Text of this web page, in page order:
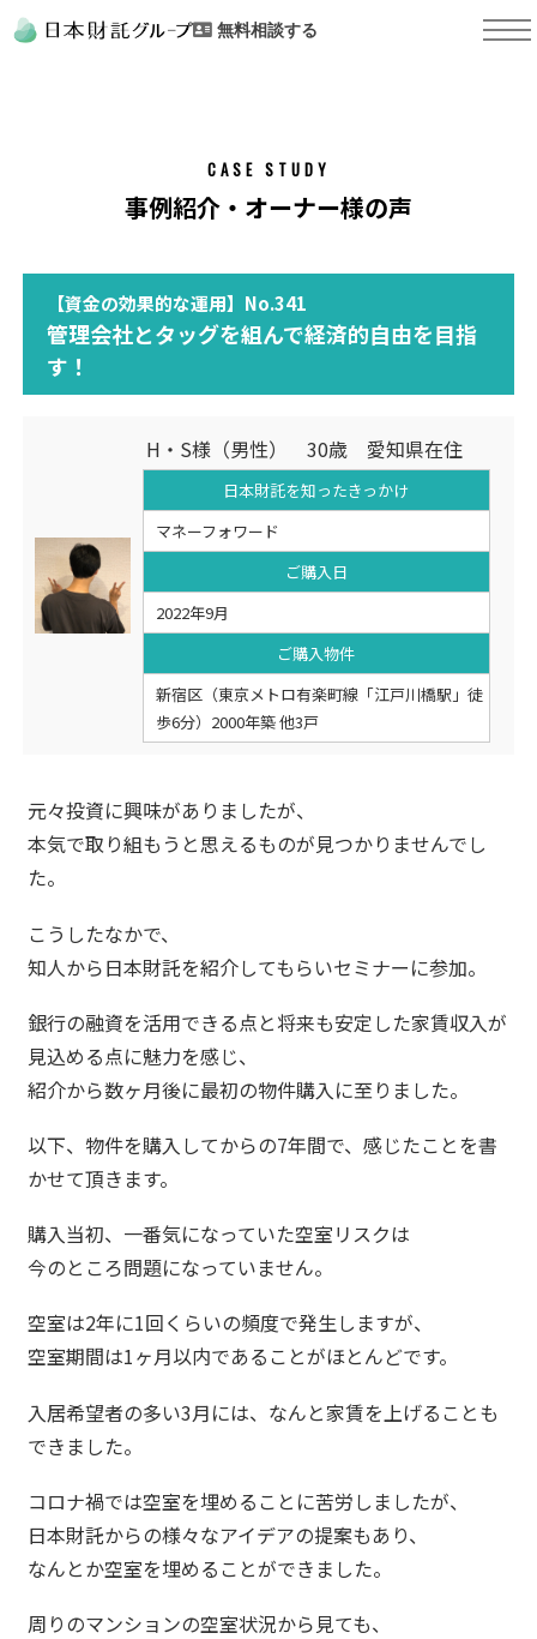
無料相談する
CASE STUDY
事例紹介・オーナー様の声
【資金の効果的な運用】No.341
管理会社とタッグを組んで経済的自由を目指
す！
H・S様（男性） 30歳 愛知県在住
日本財託を知ったきっかけ
マネーフォワード
ご購入日
2022年9月
ご購入物件
新宿区（東京メトロ有楽町線「江戸川橋駅」徒
歩6分）2000年築 他3戸
元々投資に興味がありましたが、
本気で取り組もうと思えるものが見つかりませんでし
た。
こうしたなかで、
知人から日本財託を紹介してもらいセミナーに参加。
銀行の融資を活用できる点と将来も安定した家賃収入が
見込める点に魅力を感じ、
紹介から数ヶ月後に最初の物件購入に至りました。
以下、物件を購入してからの7年間で、感じたことを書
かせて頂きます。
購入当初、一番気になっていた空室リスクは
今のところ問題になっていません。
空室は2年に1回くらいの頻度で発生しますが、
空室期間は1ヶ月以内であることがほとんどです。
入居希望者の多い3月には、なんと家賃を上げることも
できました。
コロナ禍では空室を埋めることに苦労しましたが、
日本財託からの様々なアイデアの提案もあり、
なんとか空室を埋めることができました。
周りのマンションの空室状況から見ても、